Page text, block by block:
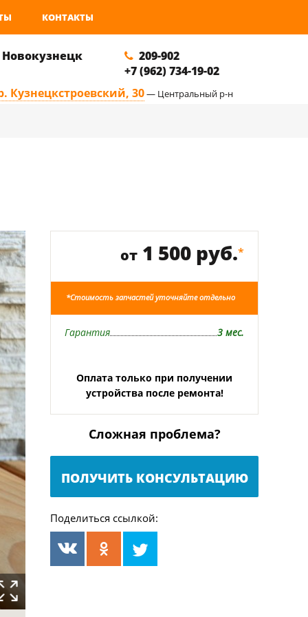
КОНТАКТЫ
Новокузнецк
209-902
+7 (962) 734-19-02
Кузнецкстроевский, 30— Центральный р-н
от 1 500 руб.*
*Стоимость запчастей уточняйте отдельно
Гарантия 3 мес.
Оплата только при получении
устройства после ремонта!
Сложная проблема?
ПОЛУЧИТЬ КОНСУЛЬТАЦИЮ
Поделиться ссылкой: